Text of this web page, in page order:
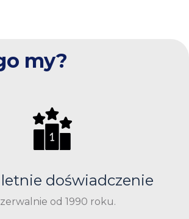
my?
doświadczenie
od 1990 roku.